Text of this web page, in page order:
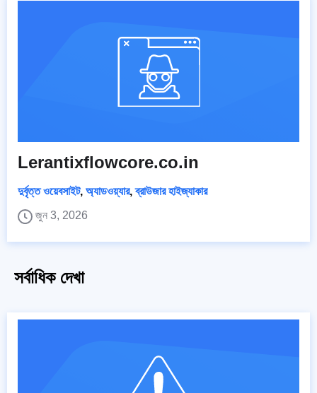
Lerantixflowcore.co.in
দুর্বৃত্ত ওয়েবসাইট, অ্যাডওয়্যার,ব্রাউজার হাইজ্যাকার
জুন 3, 2026
সর্বাধিক দেখা